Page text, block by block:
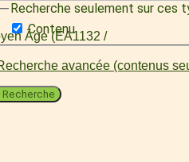
Recherche seulement sur ces
Contenu
avancée (contenus
Recherche
Âge (EA1132 /